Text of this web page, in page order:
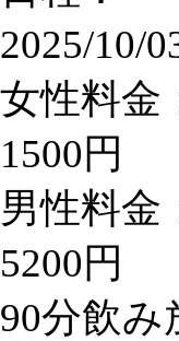
2025/10/
女性料金
1500円
男性料金
5200円
90分飲